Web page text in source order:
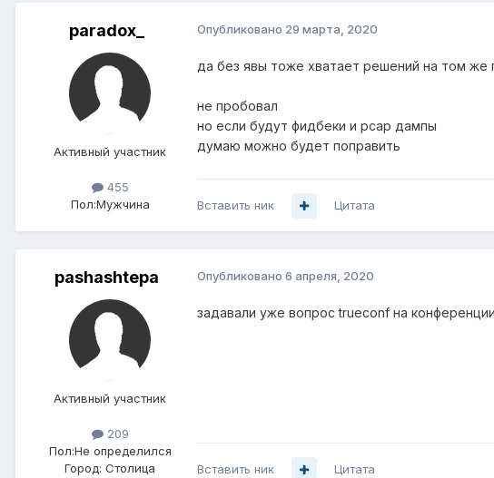
paradox_
Активный участник
455
Пол:Мужчина
Опубликовано 29 марта, 2020
да без явы тоже хватает решений на том же
не пробовал
но если будут фидбеки и pcap дампы
думаю можно будет поправить
Вставить ник Цитата
pashashtepa
Активный участник
209
Пол:Не определился
Город: Столица
Опубликовано 6 апреля, 2020
задавали уже вопрос trueconf на
Вставить ник Цитата